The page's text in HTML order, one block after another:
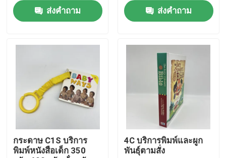
ขอใบเสนอราคา
การ พิมพ์ บัตร ทาโร
ส่งคำถาม
ส่งคำถาม
กระดาษ C1S บริการ
พิมพ์หนังสือเด็ก 350
4C บริการพิมพ์และผูก
พันธุ์ตามสั่ง